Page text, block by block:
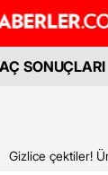
SONUÇLARI
Gizlice çektiler!